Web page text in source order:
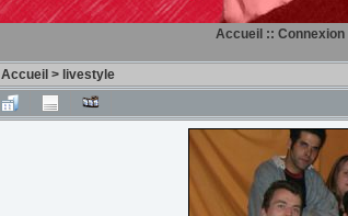
Accueil :: Connexion
Accueil > livestyle